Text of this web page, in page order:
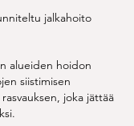
jalkahoito
alueiden hoidon
siistimisen
joka jättää